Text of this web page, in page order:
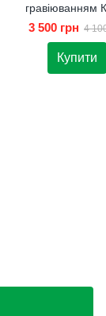
гравіюванням
Подарунок
3 500 грн 4
Купити